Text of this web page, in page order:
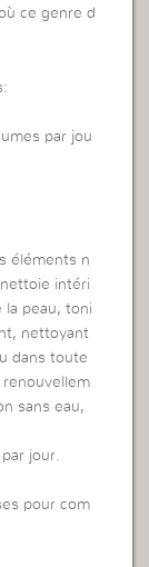
ce genre d
par jou
éléments n
intéri
la peau, toni
nettoyant
dans toute
sans eau,
jour.
pour com